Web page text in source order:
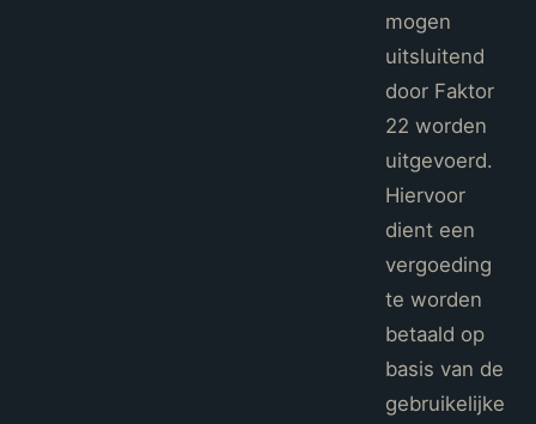
mogen
uitsluitend
door Faktor
22 worden
uitgevoerd.
Hiervoor
dient een
vergoeding
te worden
betaald op
basis van de
gebruikelijke